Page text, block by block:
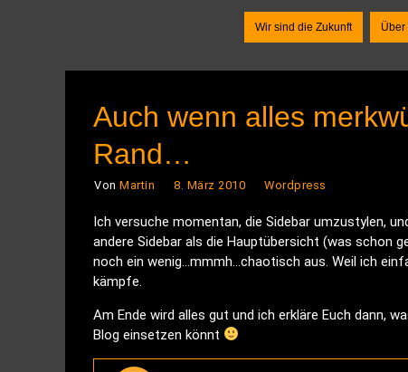
Wir sind die Zukunft Über
Auch wenn alles
Rand…
Von Martin 8. März 2010 Wordpress
Ich versuche momentan, die Sidebar umzustylen,
andere Sidebar als die Hauptübersicht (was schon
noch ein wenig…mmmh…chaotisch aus. Weil ich
kämpfe.
Am Ende wird alles gut und ich erkläre Euch dann,
Blog einsetzen könnt